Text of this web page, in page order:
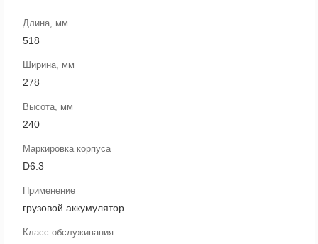
Длина, мм
518
Ширина, мм
278
Высота, мм
240
Маркировка корпуса
D6.3
Применение
грузовой аккумулятор
Класс обслуживания